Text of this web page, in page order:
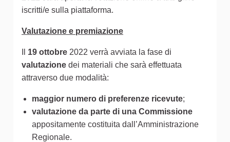
iscritti/e sulla piattaforma.
Valutazione e premiazione
19 ottobre 2022 verrà avviata la fase di
valutazione dei materiali che sarà effettuata
attraverso due modalità:
maggior numero di preferenze ricevute;
valutazione da parte di una Commissione
appositamente costituita dall’Amministrazione
Regionale.